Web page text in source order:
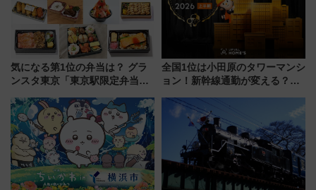
気になる第1位の弁当は？ グラ
ンスタ東京「東京駅限定弁当
全国1位は小田原のタワーマンシ
ョン！新幹線通勤が変える？
【新築マンション人気ランキン